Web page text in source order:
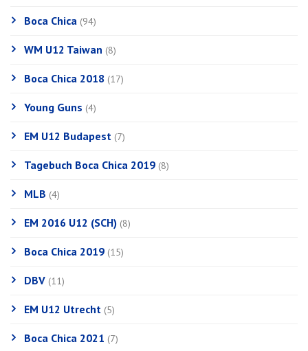
Boca Chica (94)
WM U12 Taiwan (8)
Boca Chica 2018 (17)
Young Guns (4)
EM U12 Budapest (7)
Tagebuch Boca Chica 2019 (8)
MLB (4)
EM 2016 U12 (SCH) (8)
Boca Chica 2019 (15)
DBV (11)
EM U12 Utrecht (5)
Boca Chica 2021 (7)